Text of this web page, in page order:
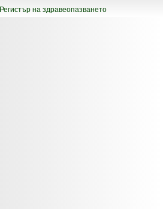
Регистър на здравеопазването